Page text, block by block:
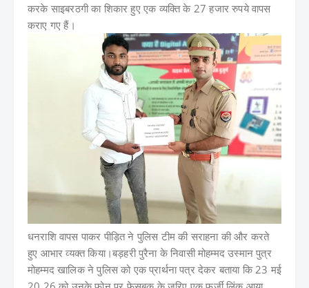
करके साइबरठगी का शिकार हुए एक व्यक्ति के 27 हजार रुपये वापस
कराए गए हैं।
धनराशि वापस पाकर पीड़ित ने पुलिस टीम की सराहना की और करते
हुए आभार व्यक्त किया।बड़हरी पुरैना के निवासी मोहम्मद उस्मान पुत्र
मोहम्मद खालिक ने पुलिस को एक प्रार्थना पत्र देकर बताया कि 23 मई